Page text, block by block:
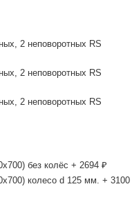
2 неповоротных RS
2 неповоротных RS
2 неповоротных RS
без колёс + 2694 ₽
колесо d 125 мм. + 3100